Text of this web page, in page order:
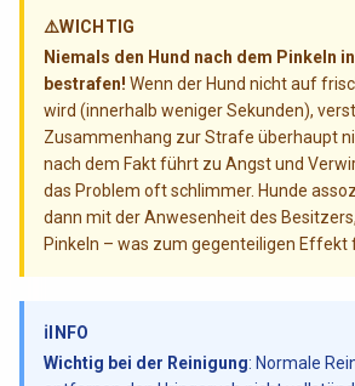
⚠️WICHTIG
Niemals den Hund nach dem Pinkeln
bestrafen! Wenn der Hund nicht auf
wird (innerhalb weniger Sekunden),
Zusammenhang zur Strafe überhaupt
nach dem Fakt führt zu Angst und
das Problem oft schlimmer. Hunde
dann mit der Anwesenheit des
Pinkeln – was zum gegenteiligen Effekt
ℹ️ INFO
Wichtig bei der Reinigung: Normale